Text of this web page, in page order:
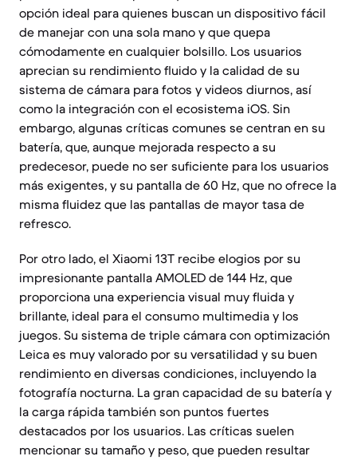
opción ideal para quienes buscan un dispositivo fácil
de manejar con una sola mano y que quepa
cómodamente en cualquier bolsillo. Los usuarios
aprecian su rendimiento fluido y la calidad de su
sistema de cámara para fotos y videos diurnos, así
como la integración con el ecosistema iOS. Sin
embargo, algunas críticas comunes se centran en su
batería, que, aunque mejorada respecto a su
predecesor, puede no ser suficiente para los usuarios
más exigentes, y su pantalla de 60 Hz, que no ofrece la
misma fluidez que las pantallas de mayor tasa de
refresco.
Por otro lado, el Xiaomi 13T recibe elogios por su
impresionante pantalla AMOLED de 144 Hz, que
proporciona una experiencia visual muy fluida y
brillante, ideal para el consumo multimedia y los
juegos. Su sistema de triple cámara con optimización
Leica es muy valorado por su versatilidad y su buen
rendimiento en diversas condiciones, incluyendo la
fotografía nocturna. La gran capacidad de su batería y
la carga rápida también son puntos fuertes
destacados por los usuarios. Las críticas suelen
mencionar su tamaño y peso, que pueden resultar